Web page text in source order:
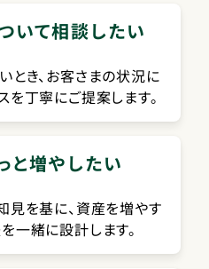
いて相談したい
とき、お客さまの状況に
丁寧にご提案します。
と増やしたい
見を基に、資産を増やす
一緒に設計します。